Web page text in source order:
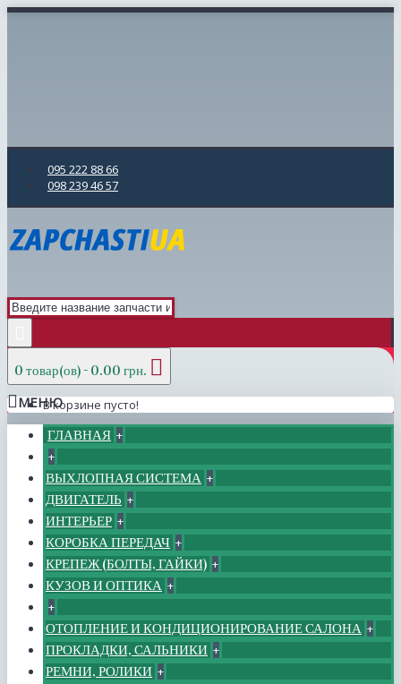
095 222 88 66
098 239 46 57
0 товар(ов) - 0.00 грн.
В корзине пусто!
МЕНЮ
ГЛАВНАЯ +
+
ВЫХЛОПНАЯ СИСТЕМА +
ДВИГАТЕЛЬ +
ИНТЕРЬЕР +
КОРОБКА ПЕРЕДАЧ +
КРЕПЕЖ (БОЛТЫ, ГАЙКИ) +
КУЗОВ И ОПТИКА +
+
ОТОПЛЕНИЕ И КОНДИЦИОНИРОВАНИЕ САЛОНА +
ПРОКЛАДКИ, САЛЬНИКИ +
РЕМНИ, РОЛИКИ +